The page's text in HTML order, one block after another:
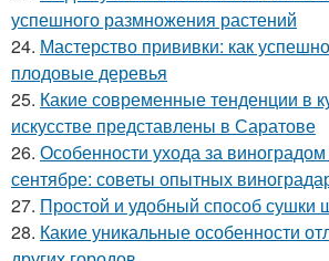
успешного размножения растений
24. Мастерство прививки: как
плодовые деревья
25. Какие современные тенденции в
искусстве представлены в Саратове
26. Особенности ухода за виноградом
сентябре: советы опытных
27. Простой и удобный способ сушки
28. Какие уникальные особенности